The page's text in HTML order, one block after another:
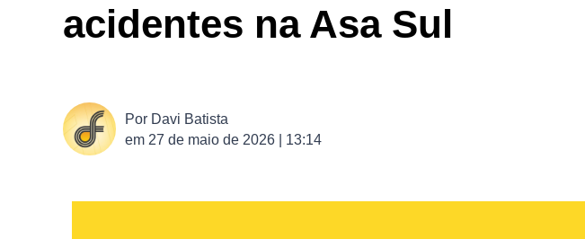
acidentes na Asa Sul
Por Davi Batista
em 27 de maio de 2026 | 13:14